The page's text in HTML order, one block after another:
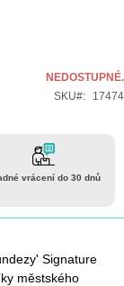
NEDOSTUPNÉ.
SKU
17474
vrácení do 30 dnů
Signature
městského